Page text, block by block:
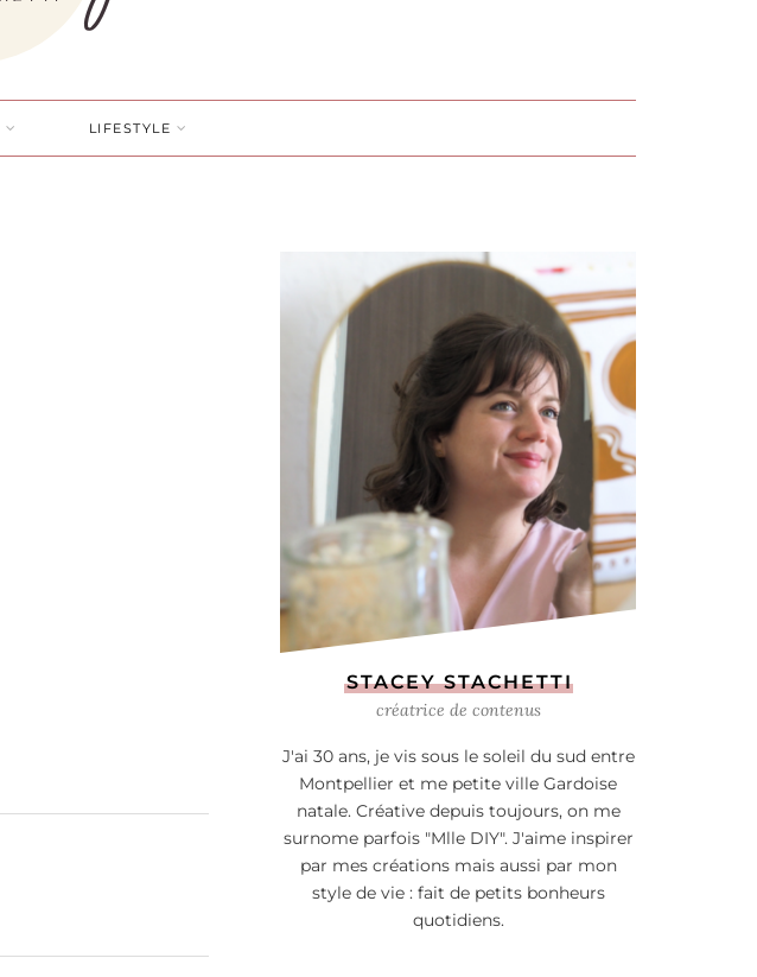
LIFESTYLE
STACEY STACHETTI
créatrice de contenus
J'ai 30 ans, je vis sous le soleil du sud entre
Montpellier et me petite ville Gardoise
natale. Créative depuis toujours, on me
surnome parfois "Mlle DIY". J'aime inspirer
par mes créations mais aussi par mon
style de vie : fait de petits bonheurs
quotidiens.